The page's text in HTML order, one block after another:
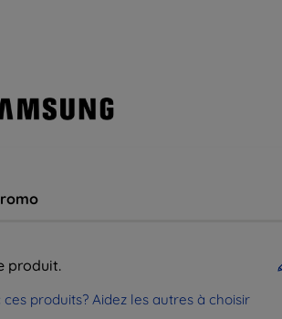
produit.
produits? Aidez les autres à choisir